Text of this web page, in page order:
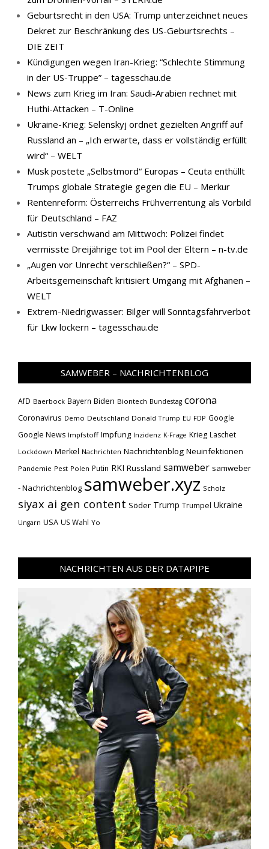
Geburtsrecht in den USA: Trump unterzeichnet neues
Dekret zur Beschränkung des US-Geburtsrechts –
DIE ZEIT
Kündigungen wegen Iran-Krieg: “Schlechte Stimmung
in der US-Truppe” – tagesschau.de
News zum Krieg im Iran: Saudi-Arabien rechnet mit
Huthi-Attacken – T-Online
Ukraine-Krieg: Selenskyj ordnet gezielten Angriff auf
Russland an – „Ich erwarte, dass er vollständig erfüllt
wird“ – WELT
Musk postete „Selbstmord“ Europas – Ceuta enthüllt
Trumps globale Strategie gegen die EU – Merkur
Rentenreform: Österreichs Frühverrentung als Vorbild
für Deutschland – FAZ
Autistin verschwand am Mittwoch: Polizei findet
vermisste Dreijährige tot im Pool der Eltern – n-tv.de
„Augen vor Unrecht verschließen?“ – SPD-
Arbeitsgemeinschaft kritisiert Umgang mit Afghanen –
WELT
Extrem-Niedrigwasser: Bilger will Sonntagsfahrverbot
für Lkw lockern – tagesschau.de
SAMWEBER – NACHRICHTENBLOG
AfD Baerbock Bayern Biden Biontech Bundestag corona
Coronavirus Demo Deutschland Donald Trump EU FDP Google
Google News Impfstoff Impfung Inzidenz K-Frage Krieg Laschet
Lockdown Merkel Nachrichten Nachrichtenblog Neuinfektionen
Pandemie Pest Polen Putin RKI Russland samweber samweber
- Nachrichtenblog samweber.xyz Scholz
siyax ai gen content Söder Trump Trumpel Ukraine
Ungarn USA US Wahl Yo
NACHRICHTEN AUS DER DATAPIPE